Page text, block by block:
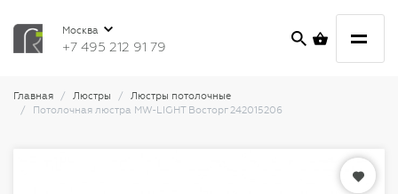
Москва
+7 495 212 91 79
Главная Люстры
Люстры потолочные
Потолочная люстра MW-LIGHT Восторг 242015206